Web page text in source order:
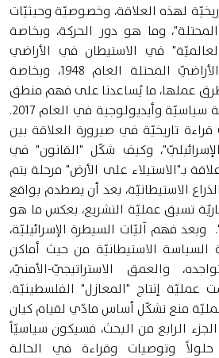
لهذه العلاقة، وخصوصيّة وحيثيّات
وما هو دور الحركة، وبخاصة
في الاستيطان في الأراضي
المحتلة العام 1967، والأراضيّ المحتلة العام 1948، وبخاصة
عملها، ما يُساعدنا على فهم منطق
الصهيونيّة ودورها كحركة سياسيّة وأيديولوجية في العام 2017.
قراءة تاريخيّة في صيرورة العلاقة بين
وكيف شكّل "القانون" في
بـ"الاستيلاء على الأرض" مرحلة يتم
الاستيطانيّة، بعد أن يصطدم بواقع
تسبق عمليّة التشريع، بعكس ما هو
فهم آليّات السيطرة الإسرائيليّة،
الاستيطانيّة من حيث أماكن
والعمق الاستراتيجيّ-الأمنيّ،
إنتاج "المعازل" الفلسطينيّة.
منع تشكّل أساس مادّي لقيام كيان
الرابع من البحث، فسيكون سياسيّاً
وتوصيات وقراءة في الحالة